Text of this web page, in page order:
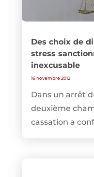
Des choix de
stress
inexcusable
16 novembre 2012
Dans un arrêt
deuxième
cassation a